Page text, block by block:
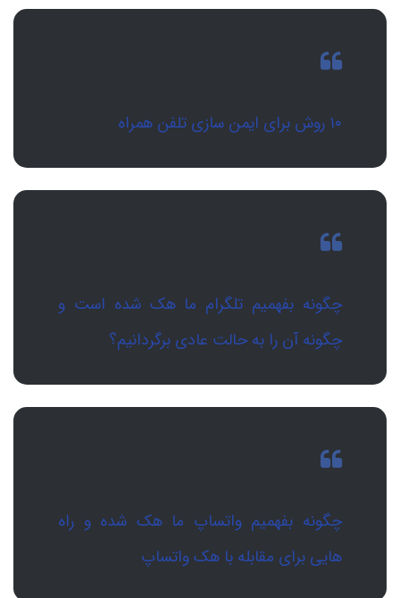
۱۰ روش برای ایمن سازی تلفن همراه
چگونه بفهمیم تلگرام ما هک شده است و
چگونه آن را به حالت عادی برگردانیم؟
چگونه بفهمیم واتساپ ما هک شده و راه
هایی برای مقابله با هک واتساپ